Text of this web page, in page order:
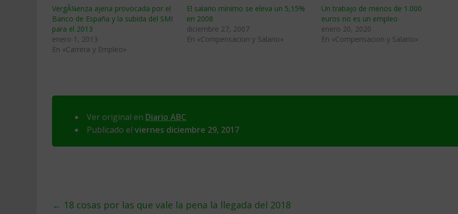
VergÃ¼enza ajena provocada por el
Banco de España y la subida del SMI
para el 2013
enero 1, 2013
En «Carrera y Empleo»
El salario mí­nimo se eleva un 5,15%
en 2008
diciembre 27, 2007
En «Compensacion y Salario»
Un trabajo de menos de 1.000
euros no es un empleo
enero 20, 2020
En «Compensacion y Salario»
Ver original en Diario ABC
Publicado el viernes diciembre 29, 2017
← 18 cosas por las que vale la pena la llegada del 2018